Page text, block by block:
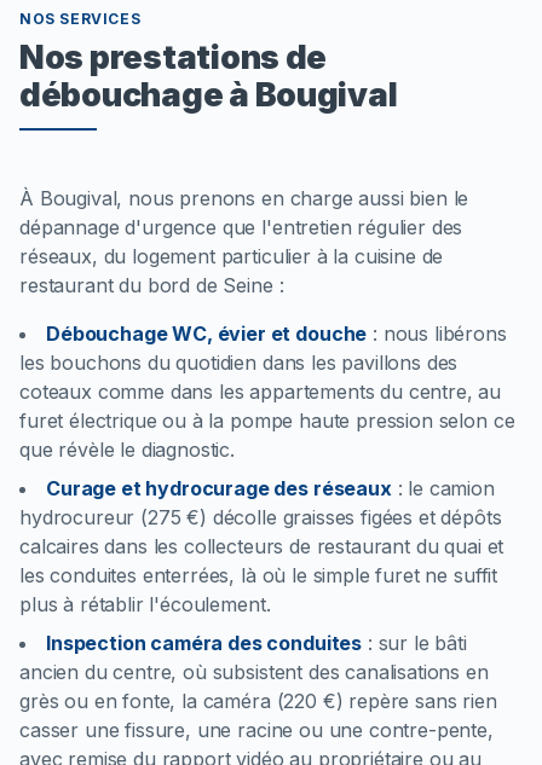
NOS SERVICES
Nos prestations de
débouchage à Bougival
À Bougival, nous prenons en charge aussi bien le
dépannage d'urgence que l'entretien régulier des
réseaux, du logement particulier à la cuisine de
restaurant du bord de Seine :
Débouchage WC, évier et douche : nous libérons
les bouchons du quotidien dans les pavillons des
coteaux comme dans les appartements du centre, au
furet électrique ou à la pompe haute pression selon ce
que révèle le diagnostic.
Curage et hydrocurage des réseaux: le camion
hydrocureur (275 €) décolle graisses figées et dépôts
calcaires dans les collecteurs de restaurant du quai et
les conduites enterrées, là où le simple furet ne suffit
plus à rétablir l'écoulement.
Inspection caméra des conduites : sur le bâti
ancien du centre, où subsistent des canalisations en
grès ou en fonte, la caméra (220 €) repère sans rien
casser une fissure, une racine ou une contre-pente,
avec remise du rapport vidéo au propriétaire ou au